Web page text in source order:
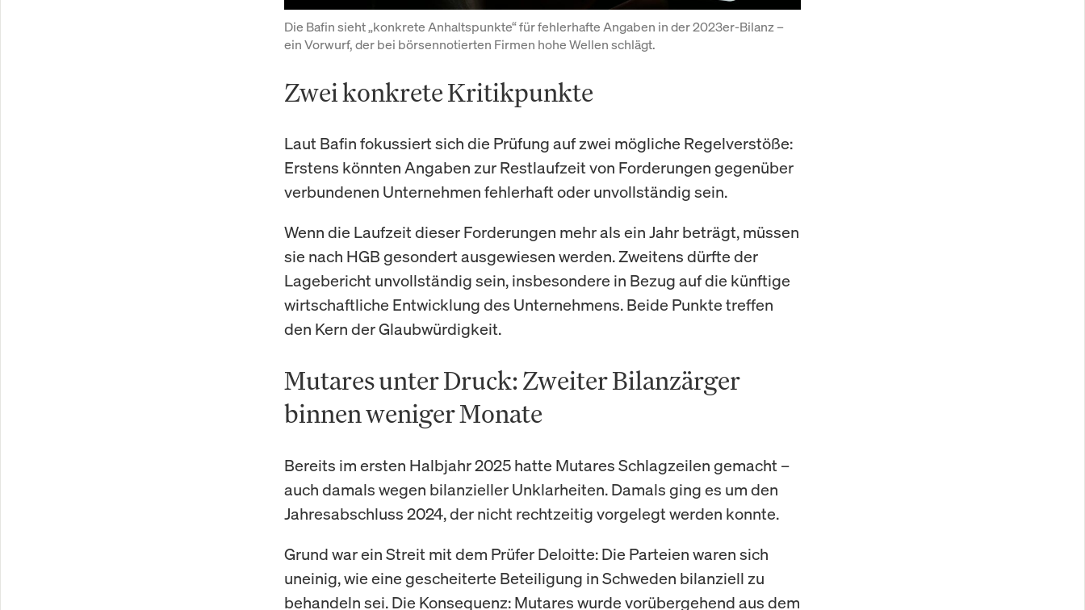
Die Bafin sieht „konkrete Anhaltspunkte“ für fehlerhafte Angaben in der 2023er-Bilanz –
ein Vorwurf, der bei börsennotierten Firmen hohe Wellen schlägt.
Zwei konkrete Kritikpunkte
Laut Bafin fokussiert sich die Prüfung auf zwei mögliche Regelverstöße:
Erstens könnten Angaben zur Restlaufzeit von Forderungen gegenüber
verbundenen Unternehmen fehlerhaft oder unvollständig sein.
Wenn die Laufzeit dieser Forderungen mehr als ein Jahr beträgt, müssen
sie nach HGB gesondert ausgewiesen werden. Zweitens dürfte der
Lagebericht unvollständig sein, insbesondere in Bezug auf die künftige
wirtschaftliche Entwicklung des Unternehmens. Beide Punkte treffen
den Kern der Glaubwürdigkeit.
Mutares unter Druck: Zweiter Bilanzärger
binnen weniger Monate
Bereits im ersten Halbjahr 2025 hatte Mutares Schlagzeilen gemacht –
auch damals wegen bilanzieller Unklarheiten. Damals ging es um den
Jahresabschluss 2024, der nicht rechtzeitig vorgelegt werden konnte.
Grund war ein Streit mit dem Prüfer Deloitte: Die Parteien waren sich
uneinig, wie eine gescheiterte Beteiligung in Schweden bilanziell zu
behandeln sei. Die Konsequenz: Mutares wurde vorübergehend aus dem